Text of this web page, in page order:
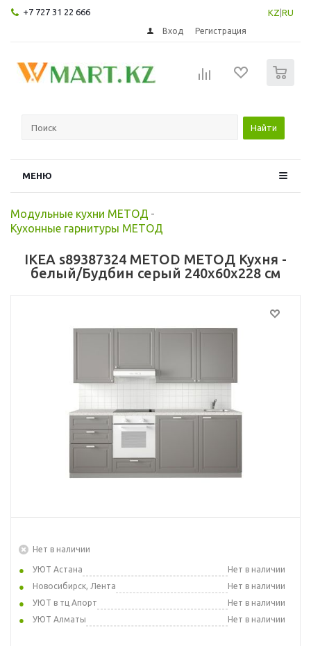
+7 727 31 22 666 KZ RU
Вход Регистрация
Найти
МЕНЮ
Модульные кухни МЕТОД -
Кухонные гарнитуры МЕТОД
IKEA s89387324 METOD МЕТОД Кухня -
белый/Будбин серый 240x60x228 см
Нет в наличии
УЮТ Астана
Нет в наличии
Новосибирск, Лента
Нет в наличии
УЮТ в тц Апорт
Нет в наличии
УЮТ Алматы
Нет в наличии